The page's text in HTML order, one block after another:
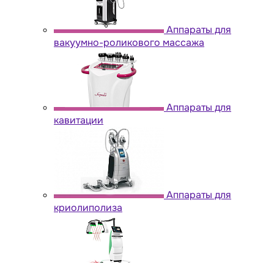
Аппараты для
вакуумно-роликового массажа
Аппараты для
кавитации
Аппараты для
криолиполиза